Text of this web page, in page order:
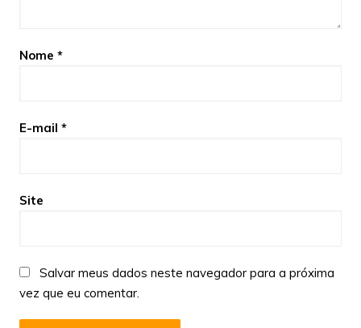
Nome *
E-mail *
Site
Salvar meus dados neste navegador para a próxima
vez que eu comentar.